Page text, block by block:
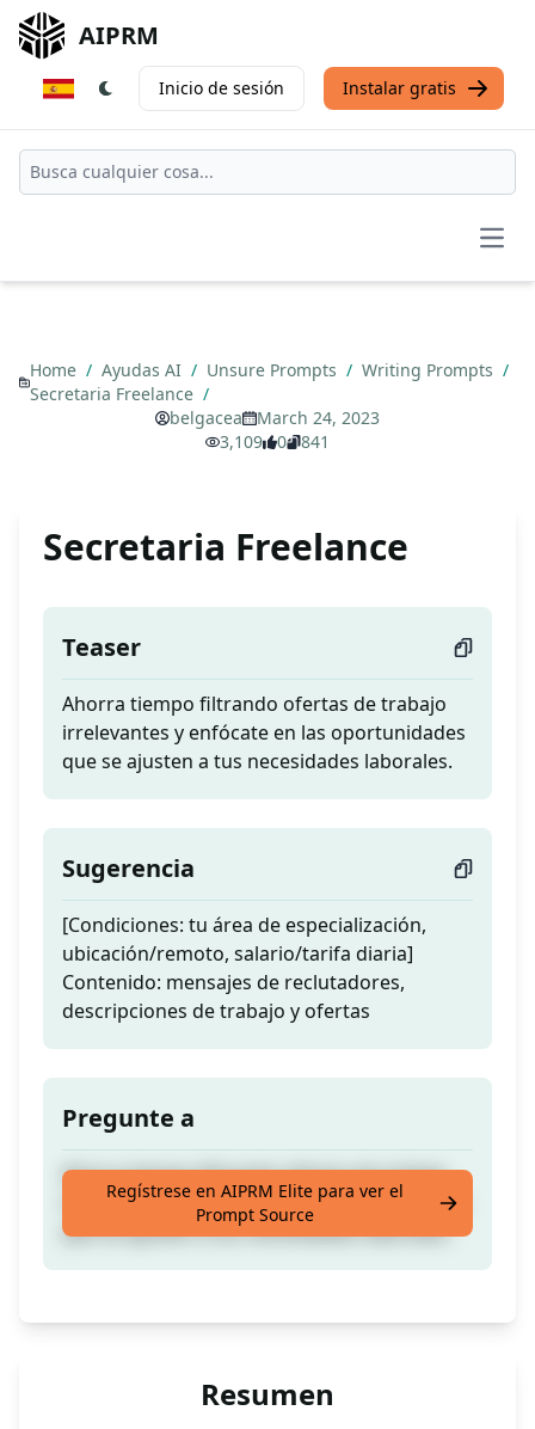
AIPRM
Inicio de sesión Instalar gratis
Home / Ayudas AI / Unsure Prompts / Writing Prompts /
Secretaria Freelance /
belgacea
March 24, 2023
3,109
0 841
Secretaria Freelance
Teaser
Ahorra tiempo filtrando ofertas de trabajo
irrelevantes y enfócate en las oportunidades
que se ajusten a tus necesidades laborales.
Sugerencia
[Condiciones: tu área de especialización,
ubicación/remoto, salario/tarifa diaria]
Contenido: mensajes de reclutadores,
descripciones de trabajo y ofertas
Pregunte a
Ahorra tiempo filtrando ofertas de trabajo
irrelevantes y enfócate en las oportunidades
que se ajusten a tus necesidades laborales.
Regístrese en AIPRM Elite para ver el
Prompt Source
Resumen